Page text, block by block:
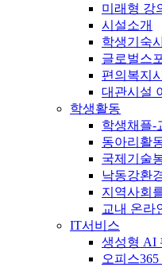
미래형 강
시설소개
학생기숙
글로벌스
편의복지
대관시설
학생활동
학생채플-
동아리활
국제기술
낙동강환
지역사회
교내 온라
IT서비스
생성형 AI
오피스